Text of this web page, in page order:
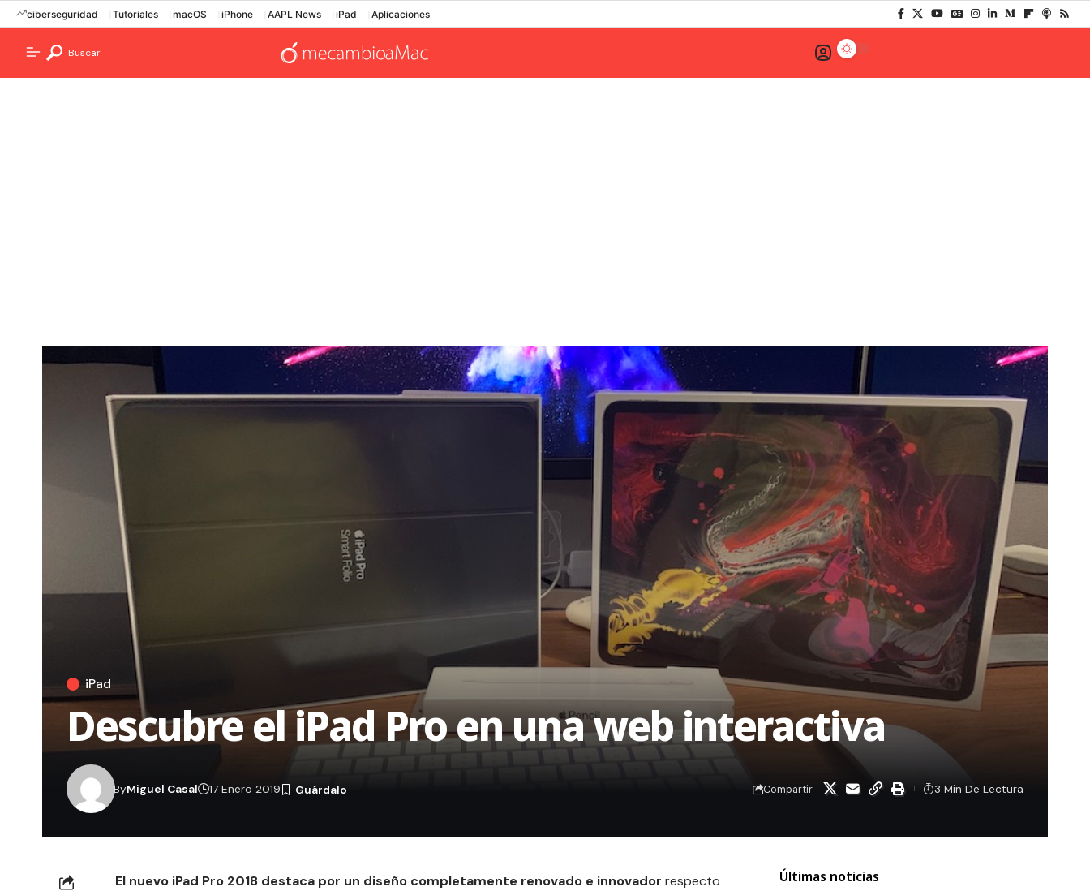
ciberseguridad Tutoriales macOS iPhone AAPL News iPad Aplicaciones
Buscar
iPad
Descubre el iPad Pro en una web interactiva
ByMiguel Casal 17 Enero 2019 Compartir 3 Min De Lectura
El nuevo iPad Pro 2018 destaca por un diseño completamente renovado e innovador respecto
Últimas noticias